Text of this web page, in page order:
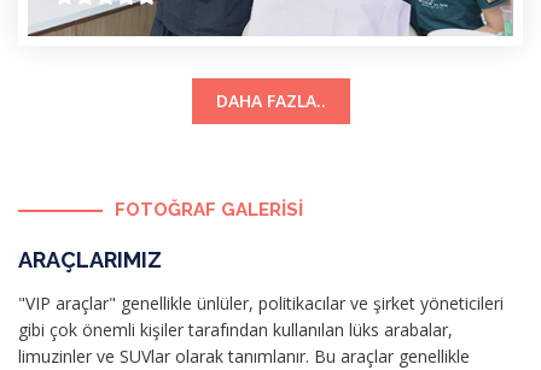
DAHA FAZLA..
FOTOĞRAF GALERİSİ
ARAÇLARIMIZ
"VIP araçlar" genellikle ünlüler, politikacılar ve şirket yöneticileri
gibi çok önemli kişiler tarafından kullanılan lüks arabalar,
limuzinler ve SUVlar olarak tanımlanır. Bu araçlar genellikle